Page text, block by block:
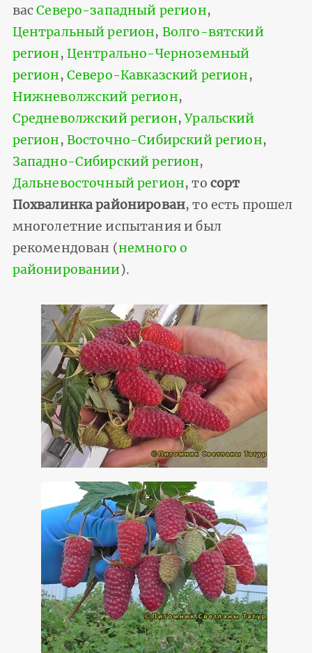
васСеверо-западный регион,
Центральный регион, Волго-вятский
регион, Центрально-Черноземный
регион, Северо-Кавказский регион,
Нижневолжский регион,
Средневолжский регион,Уральский
регион, Восточно-Сибирский регион,
Западно-Сибирский регион,
Дальневосточный регион, то сорт
Похвалинка районирован, то есть прошел
многолетние испытания и был
рекомендован (немного о
районировании).